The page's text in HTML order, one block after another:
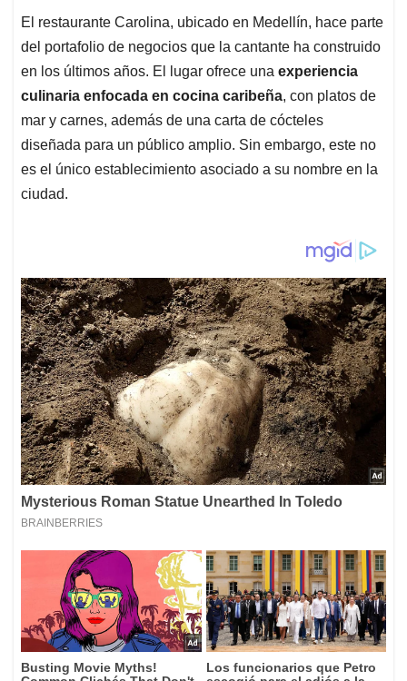
El restaurante Carolina, ubicado en Medellín, hace parte
del portafolio de negocios que la cantante ha construido
en los últimos años. El lugar ofrece una experiencia
culinaria enfocada en cocina caribeña, con platos de
mar y carnes, además de una carta de cócteles
diseñada para un público amplio. Sin embargo, este no
es el único establecimiento asociado a su nombre en la
ciudad.